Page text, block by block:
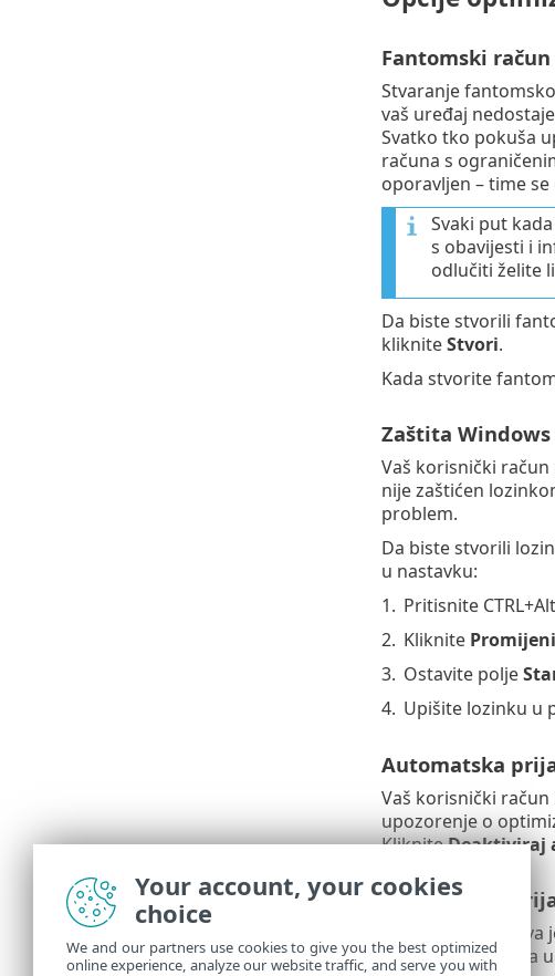
Fantomski
Stvaranje
vaš uređaj
Svatko tko pokuša
računa s
oporavljen – time
Svaki put
s obavijesti i
odlučiti želite
Da biste stvorili
klikniteStvori.
Kada stvorite
Zaštita
Vaš korisnički
nije zaštićen
problem.
Da biste stvorili
u nastavku:
1. Pritisnite
2. Kliknite
3. Ostavite polje
4. Upišite lozinku u
Automatska
Vaš korisnički
upozorenje o
KlikniteDeaktiviraj
Automatska
Automatska prijava
preporučujemo da
Your account, your cookies
choice
We and our partners use cookies to give you the best optimized
online experience, analyze our website traffic, and serve you with